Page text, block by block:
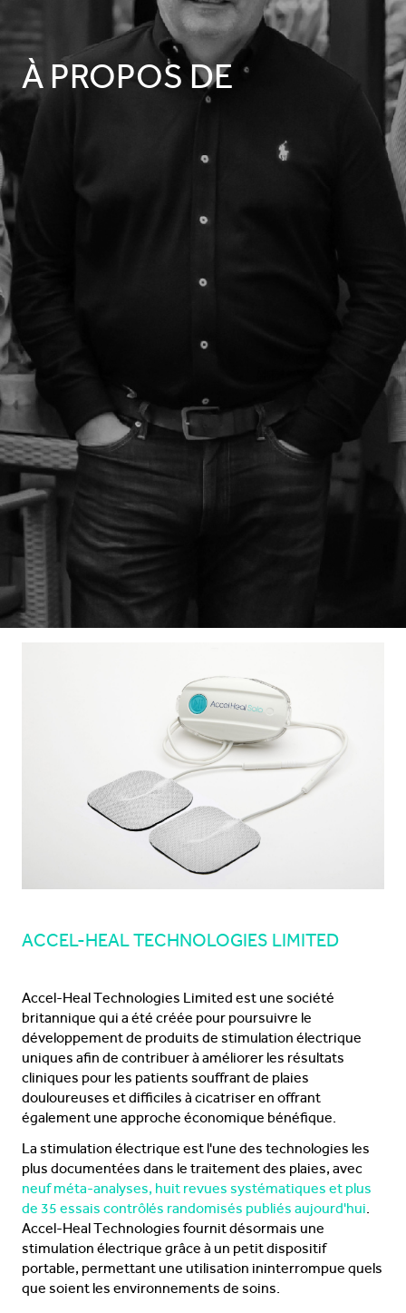
À PROPOS DE
ACCEL-HEAL TECHNOLOGIES LIMITED
Accel-Heal Technologies Limited est une société
britannique qui a été créée pour poursuivre le
développement de produits de stimulation électrique
uniques afin de contribuer à améliorer les résultats
cliniques pour les patients souffrant de plaies
douloureuses et difficiles à cicatriser en offrant
également une approche économique bénéfique.
La stimulation électrique est l'une des technologies les
plus documentées dans le traitement des plaies, avec
neuf méta-analyses, huit revues systématiques et plus
de 35 essais contrôlés randomisés publiés aujourd'hui.
Accel-Heal Technologies fournit désormais une
stimulation électrique grâce à un petit dispositif
portable, permettant une utilisation ininterrompue quels
que soient les environnements de soins.